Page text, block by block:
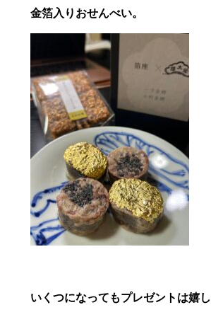
金箔入りおせんべい。
いくつになってもプレゼントは嬉